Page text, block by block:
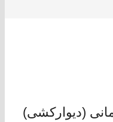
(دیوارکشی)